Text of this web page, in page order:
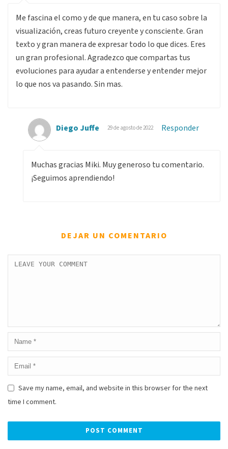
Me fascina el como y de que manera, en tu caso sobre la
visualización, creas futuro creyente y consciente. Gran
texto y gran manera de expresar todo lo que dices. Eres
un gran profesional. Agradezco que compartas tus
evoluciones para ayudar a entenderse y entender mejor
lo que nos va pasando. Sin mas.
Diego Juffe 29 de agosto de 2022 Responder
Muchas gracias Miki. Muy generoso tu comentario.
¡Seguimos aprendiendo!
DEJAR UN COMENTARIO
Save my name, email, and website in this browser for the next
time I comment.